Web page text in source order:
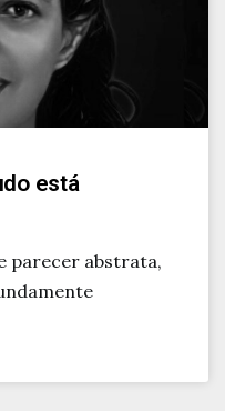
está
parecer abstrata,